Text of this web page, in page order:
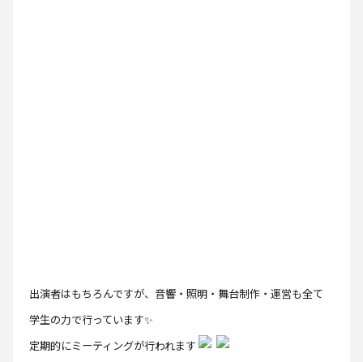
出演者はもちろんですが、音響・照明・舞台制作・運営も全て
学生の力で行っています✨
定期的にミーティングが行われます